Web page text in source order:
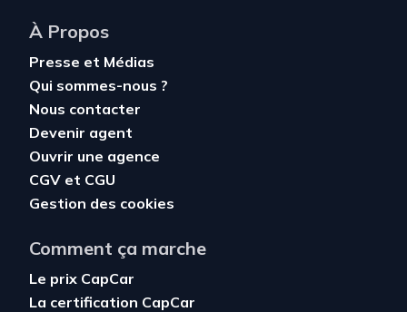
À Propos
Presse et Médias
Qui sommes-nous ?
Nous contacter
Devenir agent
Ouvrir une agence
CGV et CGU
Gestion des cookies
Comment ça marche
Le prix CapCar
La certification CapCar